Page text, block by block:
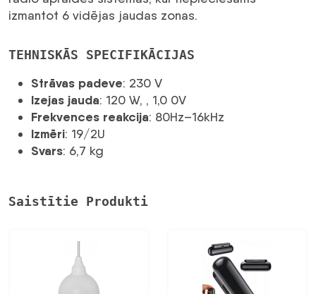
izmantot 6 vidējas jaudas zonas.
TEHNISKĀS SPECIFIKĀCIJAS
Strāvas padeve: 230 V
Izejas jauda: 120 W, , 1,0 0V
Frekvences reakcija: 80Hz–16kHz
Izmēri: 19/2U
Svars: 6,7 kg
Saistītie Produkti